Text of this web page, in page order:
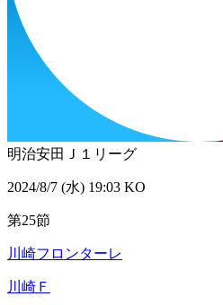
明治安田Ｊ１リーグ
2024/8/7 (水) 19:03 KO
第25節
川崎フロンターレ
川崎Ｆ